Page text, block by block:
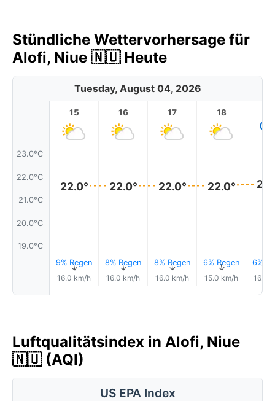
Stündliche Wettervorhersage für
Alofi, Niue 🇳🇺 Heute
Tuesday, August 04, 2026
23.0°C
22.0°C
21.0°C
20.0°C
19.0°C
15
22.0°
9% Regen
↑
16.0 km/h
16
22.0°
8% Regen
↑
16.0 km/h
17
22.0°
8% Regen
↑
16.0 km/h
18
22.0°
6% Regen
↑
15.0 km/h
6%
16.0
Luftqualitätsindex in Alofi, Niue
🇳🇺 (AQI)
US EPA Index